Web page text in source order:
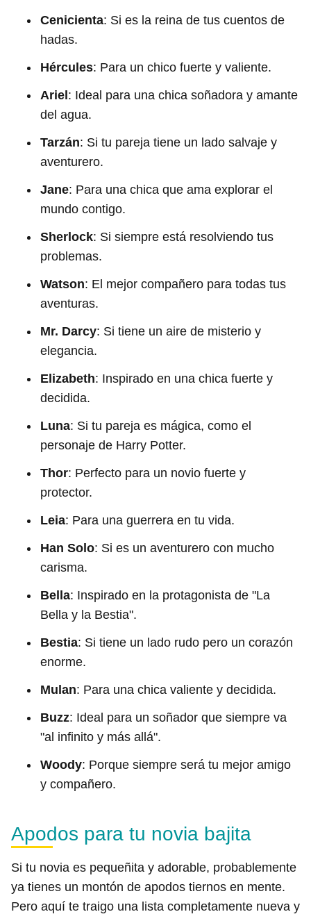
Cenicienta: Si es la reina de tus cuentos de
hadas.
Hércules: Para un chico fuerte y valiente.
Ariel : Ideal para una chica soñadora y amante
del agua.
Tarzán: Si tu pareja tiene un lado salvaje y
aventurero.
Jane: Para una chica que ama explorar el
mundo contigo.
Sherlock: Si siempre está resolviendo tus
problemas.
Watson: El mejor compañero para todas tus
aventuras.
Mr. Darcy: Si tiene un aire de misterio y
elegancia.
Elizabeth: Inspirado en una chica fuerte y
decidida.
Luna: Si tu pareja es mágica, como el
personaje de Harry Potter.
Thor: Perfecto para un novio fuerte y
protector.
Leia: Para una guerrera en tu vida.
Han Solo: Si es un aventurero con mucho
carisma.
Bella: Inspirado en la protagonista de "La
Bella y la Bestia".
Bestia: Si tiene un lado rudo pero un corazón
enorme.
Mulan: Para una chica valiente y decidida.
Buzz: Ideal para un soñador que siempre va
"al infinito y más allá".
Woody: Porque siempre será tu mejor amigo
y compañero.
Apodos para tu novia bajita
Si tu novia es pequeñita y adorable, probablemente
ya tienes un montón de apodos tiernos en mente.
Pero aquí te traigo una lista completamente nueva y